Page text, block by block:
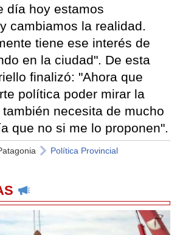
día hoy estamos
cambiamos la realidad.
tiene ese interés de
en la ciudad". De esta
finalizó: "Ahora que
política poder mirar la
necesita de mucho
que no si me lo proponen".
Política Provincial